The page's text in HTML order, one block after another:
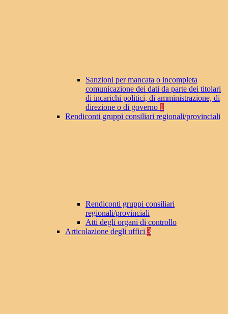
Sanzioni per mancata o incompleta
comunicazione dei dati da parte dei titolari
di incarichi politici, di amministrazione, di
direzione o di governo 1
Rendiconti gruppi consiliari regionali/provinciali
Rendiconti gruppi consiliari
regionali/provinciali
Atti degli organi di controllo
Articolazione degli uffici 3